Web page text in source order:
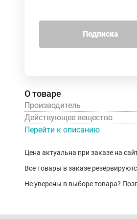
Подписка
О товаре
Производитель
Действующее вещество
Перейти к описанию
Цена актуальна при заказе на
Все товары в заказе
Не уверены в выборе товара?